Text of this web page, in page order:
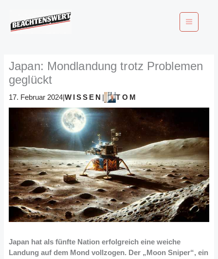
springen
Japan: Mondlandung trotz Problemen
geglückt
17. Februar 2024|WISSEN | TOM
Japan hat als fünfte Nation erfolgreich eine weiche
Landung auf dem Mond vollzogen. Der „Moon Sniper“, ein